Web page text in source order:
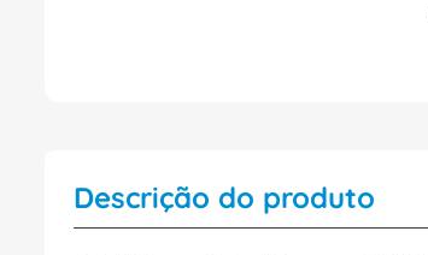
Descrição do produto